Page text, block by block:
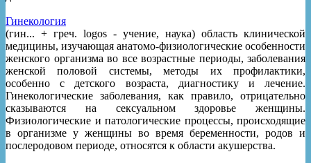
Гинекология
(гин... + греч. logos - учение, наука) область клинической
медицины, изучающая анатомо-физиологические особенности
женского организма во все возрастные периоды, заболевания
женской половой системы, методы их профилактики,
особенно с детского возраста, диагностику и лечение.
Гинекологические заболевания, как правило, отрицательно
сказываются на сексуальном здоровье женщины.
Физиологические и патологические процессы, происходящие
в организме у женщины во время беременности, родов и
послеродовом периоде, относятся к области акушерства.